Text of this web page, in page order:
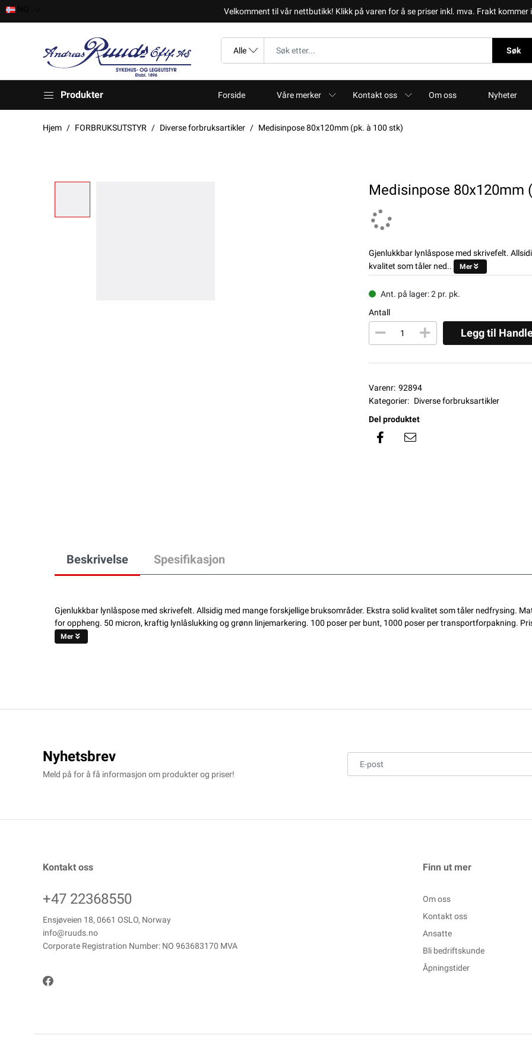
Velkomment til vår nettbutikk! Klikk på varen for å se priser inkl. mva. Frakt kommer
Søk
Produkter Forside Våre merker Kontakt oss Om oss Nyheter
Hjem FORBRUKSUTSTYR Diverse forbruksartikler Medisinpose 80x120mm (pk. à 100 stk)
Medisinpose 80x120mm
Gjenlukkbar lynlåspose med skrivefelt.
kvalitet som tåler ned..
Mer
Ant. på lager: 2 pr. pk.
Antall
Legg til
Varenr: 92894
Kategorier: Diverse forbruksartikler
Del produktet
Beskrivelse Spesifikasjon
Gjenlukkbar lynlåspose med skrivefelt. Allsidig med mange forskjellige bruksområder. Ekstra solid kvalitet som tåler nedfrysing.
for oppheng. 50 micron, kraftig lynlåslukking og grønn linjemarkering. 100 poser per bunt, 1000 poser per transportforpakning.
Mer
Nyhetsbrev
Meld på for å få informasjon om produkter og priser!
Kontakt oss
+47 22368550
Ensjøveien 18, 0661 OSLO, Norway
info@ruuds.no
Corporate Registration Number: NO 963683170 MVA
Finn ut mer
Om oss
Kontakt oss
Ansatte
Bli bedriftskunde
Åpningstider